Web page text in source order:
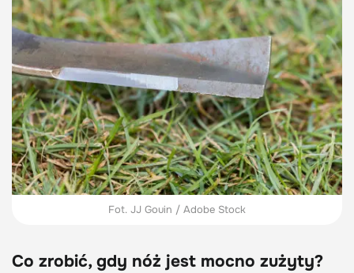
Fot. JJ Gouin / Adobe Stock
Co zrobić, gdy nóż jest mocno zużyty?